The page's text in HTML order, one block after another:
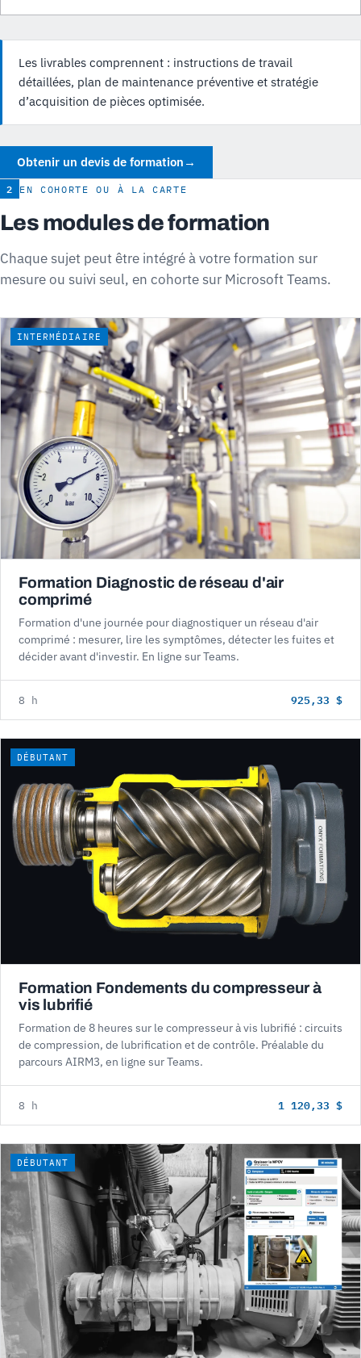
Les livrables comprennent : instructions de travail
détaillées, plan de maintenance préventive et stratégie
d’acquisition de pièces optimisée.
Obtenir un devis de formation →
2 EN COHORTE OU À LA CARTE
Les modules de formation
Chaque sujet peut être intégré à votre formation sur
mesure ou suivi seul, en cohorte sur Microsoft Teams.
INTERMÉDIAIRE
Formation Diagnostic de réseau d'air
comprimé
Formation d'une journée pour diagnostiquer un réseau d'air
comprimé : mesurer, lire les symptômes, détecter les fuites et
décider avant d'investir. En ligne sur Teams.
8 h 925,33 $
DÉBUTANT
Formation Fondements du compresseur à
vis lubrifié
Formation de 8 heures sur le compresseur à vis lubrifié : circuits
de compression, de lubrification et de contrôle. Préalable du
parcours AIRM3, en ligne sur Teams.
8 h 1 120,33 $
DÉBUTANT